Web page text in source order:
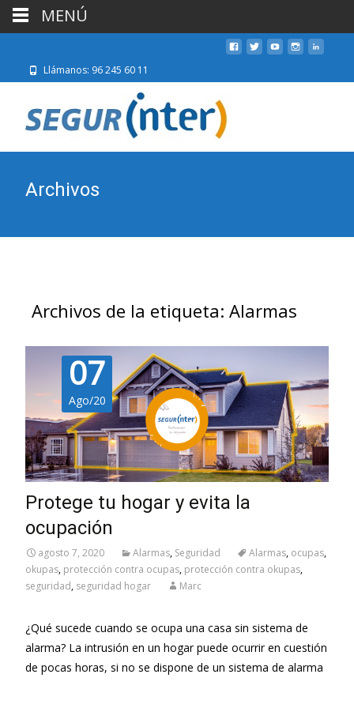
Llámanos: 96 245 60 11
Archivos
Archivos de la etiqueta: Alarmas
07
Ago/20
Protege tu hogar y evita la
ocupación
agosto 7, 2020 Alarmas, Seguridad Alarmas, ocupas,
okupas, protección contra ocupas, protección contra okupas,
seguridad, seguridad hogar Marc
¿Qué sucede cuando se ocupa una casa sin sistema de
alarma? La intrusión en un hogar puede ocurrir en cuestión
de pocas horas, si no se dispone de un sistema de alarma
MENÚ